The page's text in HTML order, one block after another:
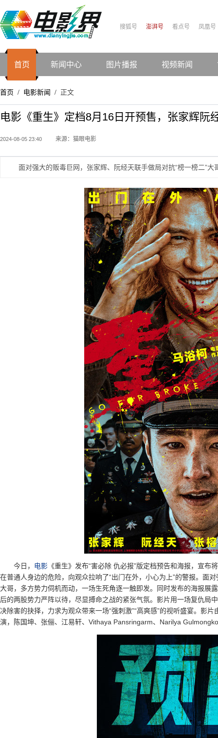
搜狐号 澎湃号 看点号 凤凰号
首页 新闻中心 图片播报 视频新闻
首页 / 电影新闻 / 正文
电影《重生》定档8月16日开预售，张家辉阮
2024-08-05 23:40 来源：猫眼电影
面对强大的贩毒巨网，张家辉、阮经天联手做局对抗“榜一榜二”
今日， 电影 《重生》发布“害必除 仇必报”版定档预告和海报，宣
在普通人身边的危险，向观众拉响了“出门在外，小心为上”的警报。面
大哥，多方势力伺机而动，一场生死角逐一触即发。同时发布的海报展
后的两股势力严阵以待，尽显搏命之战的紧张气氛。影片用一场复仇局
决除害的抉择，力求为观众带来一场“强刺激”“高爽感”的视听盛宴。影
演，陈国坤、张俪、江易轩、Vithaya Pansringarm、Narilya